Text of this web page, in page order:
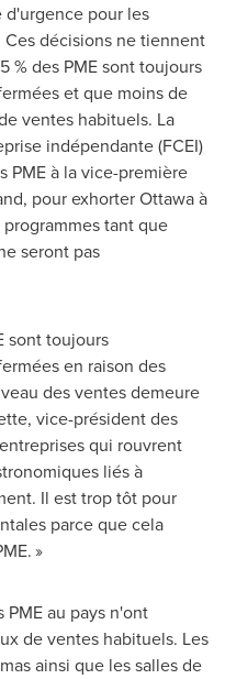
d'urgence pour les
Ces décisions ne tiennent
% des PME sont toujours
et que moins de
ventes habituels. La
indépendante (FCEI)
PME à la vice-première
, pour exhorterOttawaà
tant que
seront pas
sont toujours
en raison des
des ventes demeure
vice-président des
qui rouvrent
liés à
Il est trop tôt pour
parce que cela
»
au pays n'ont
de ventes habituels. Les
ainsi que les salles de